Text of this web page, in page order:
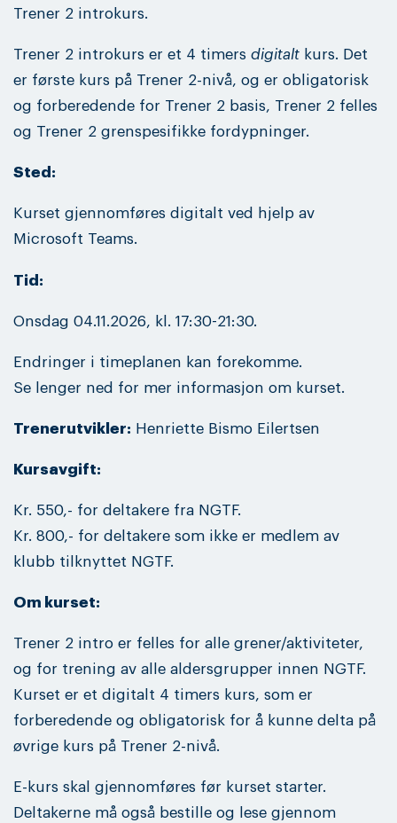
Trener 2 introkurs.
Trener 2 introkurs er et 4 timers digitalt kurs. Det
er første kurs på Trener 2-nivå, og er obligatorisk
og forberedende for Trener 2 basis, Trener 2 felles
og Trener 2 grenspesifikke fordypninger.
Sted:
Kurset gjennomføres digitalt ved hjelp av
Microsoft Teams.
Tid:
Onsdag 04.11.2026, kl. 17:30-21:30.
Endringer i timeplanen kan forekomme.
Se lenger ned for mer informasjon om kurset.
Trenerutvikler: Henriette Bismo Eilertsen
Kursavgift:
Kr. 550,- for deltakere fra NGTF.
Kr. 800,- for deltakere som ikke er medlem av
klubb tilknyttet NGTF.
Om kurset:
Trener 2 intro er felles for alle grener/aktiviteter,
og for trening av alle aldersgrupper innen NGTF.
Kurset er et digitalt 4 timers kurs, som er
forberedende og obligatorisk for å kunne delta på
øvrige kurs på Trener 2-nivå.
E-kurs skal gjennomføres før kurset starter.
Deltakerne må også bestille og lese gjennom